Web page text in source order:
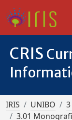
CRIS
IRIS UNIBO
3.01